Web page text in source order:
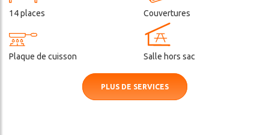
14 places Couvertures
Plaque de cuisson Salle hors sac
PLUS DE SERVICES